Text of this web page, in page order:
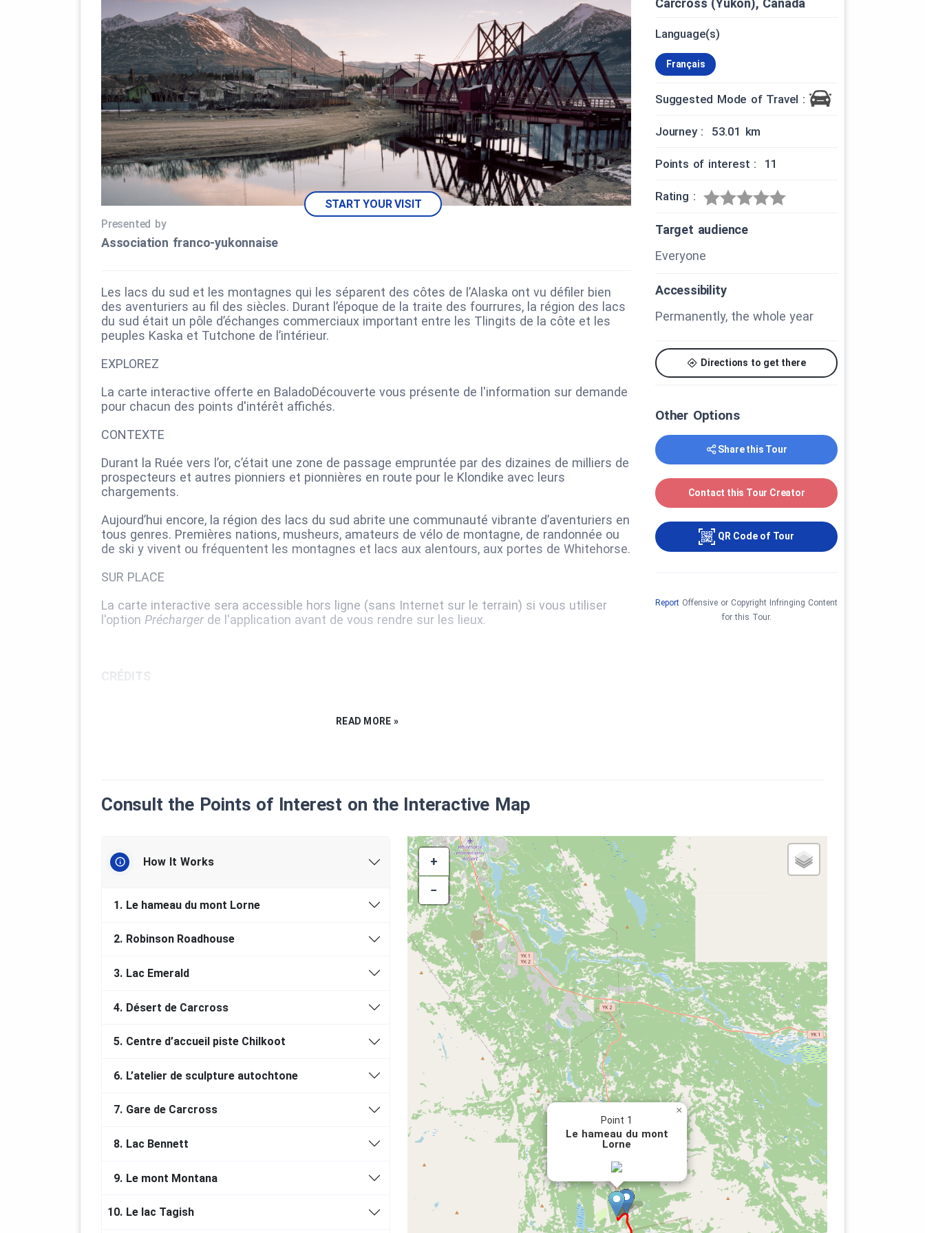
START YOUR VISIT
Presented by
Association franco‑yukonnaise
Les lacs du sud et les montagnes qui les séparent des côtes de l’Alaska ont vu défiler bien
des aventuriers au fil des siècles. Durant l’époque de la traite des fourrures, la région des lacs
du sud était un pôle d’échanges commerciaux important entre les Tlingits de la côte et les
peuples Kaska et Tutchone de l’intérieur.
EXPLOREZ
La carte interactive offerte en BaladoDécouverte vous présente de l'information sur demande
pour chacun des points d'intérêt affichés.
CONTEXTE
Durant la Ruée vers l’or, c’était une zone de passage empruntée par des dizaines de milliers de
prospecteurs et autres pionniers et pionnières en route pour le Klondike avec leurs
chargements.
Aujourd’hui encore, la région des lacs du sud abrite une communauté vibrante d’aventuriers en
tous genres. Premières nations, musheurs, amateurs de vélo de montagne, de randonnée ou
de ski y vivent ou fréquentent les montagnes et lacs aux alentours, aux portes de Whitehorse.
SUR PLACE
La carte interactive sera accessible hors ligne (sans Internet sur le terrain) si vous utiliser
l'option Précharger de l'application avant de vous rendre sur les lieux.
CRÉDITS
READ MORE »
Carcross (Yukon), Canada
Language(s)
Français
Suggested Mode of Travel :
Journey : 53.01 km
Points of interest : 11
Rating :
Target audience
Everyone
Accessibility
Permanently, the whole year
Directions to get there
Other Options
Share this Tour
Contact this Tour Creator
QR Code of Tour
Report Offensive or Copyright Infringing Content
for this Tour.
Consult the Points of Interest on the Interactive Map
How It Works
1. Le hameau du mont Lorne
2. Robinson Roadhouse
3. Lac Emerald
4. Désert de Carcross
5. Centre d’accueil piste Chilkoot
6. L’atelier de sculpture autochtone
7. Gare de Carcross
8. Lac Bennett
9. Le mont Montana
10. Le lac Tagish
+
−
Point 1
Le hameau du mont
Lorne
×